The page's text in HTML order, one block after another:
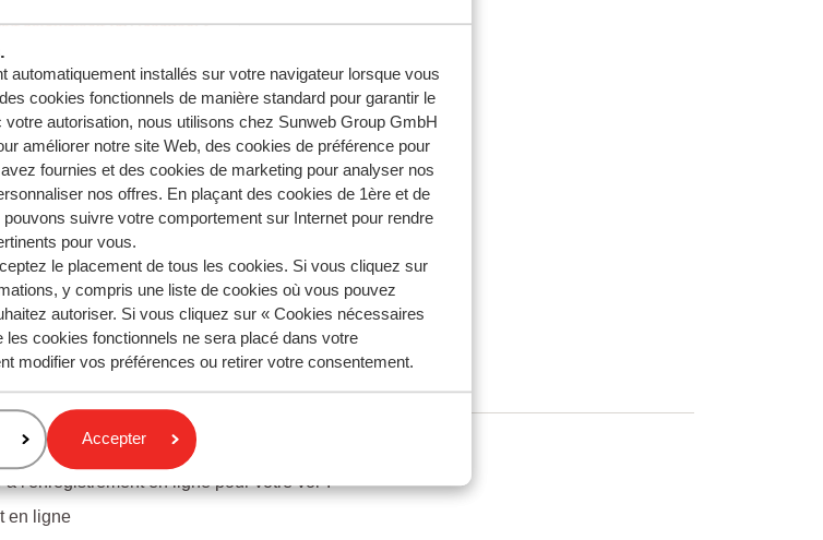
automatiquement installés sur votre navigateur lorsque vous
cookies fonctionnels de manière standard pour garantir le
autorisation, nous utilisons chez Sunweb Group GmbH
améliorer notre site Web, des cookies de préférence pour
fournies et des cookies de marketing pour analyser nos
nos offres. En plaçant des cookies de 1ère et de
suivre votre comportement sur Internet pour rendre
pour vous.
le placement de tous les cookies. Si vous cliquez sur
y compris une liste de cookies où vous pouvez
autoriser. Si vous cliquez sur « Cookies nécessaires
les cookies fonctionnels ne sera placé dans votre
modifier vos préférences ou retirer votre consentement.
Accepter
l'enregistrement en ligne pour votre vol ?
en ligne